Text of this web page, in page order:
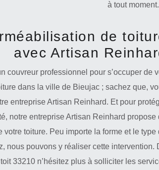
à tout moment.
de
avec Artisan
couvreur professionnel pour s’occuper de
dans la ville de Bieujac ; sachez que,
entreprise Artisan Reinhard. Et pour
notre entreprise Artisan Reinhard propose
toiture. Peu importe la forme et le type
nous pouvons y réaliser cette intervention.
33210 n’hésitez plus à solliciter les